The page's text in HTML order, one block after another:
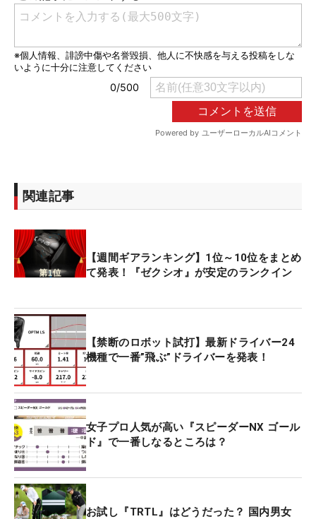
関連記事
【週間ギアランキング】1位～10位をまとめ
て発表！『ゼクシオ』が安定のランクイン
【禁断のロボット試打】最新ドライバー24
機種で一番”飛ぶ”ドライバーを発表！
女子プロ人気が高い『スピーダーNX ゴール
ド』で一番しなるところは？
お試し『TRTL』はどうだった？ 国内男女